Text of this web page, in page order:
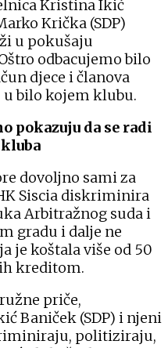
Kristina Ikić
Krička (SDP)
u pokušaju
odbacujemo bilo
djece i članova
bilo kojem klubu.
pokazuju da se radi
dovoljno sami za
Siscia diskriminira
Arbitražnog suda i
gradu i dalje ne
je koštala više od 50
kreditom.
priče,
Baniček (SDP) i njeni
politiziraju,